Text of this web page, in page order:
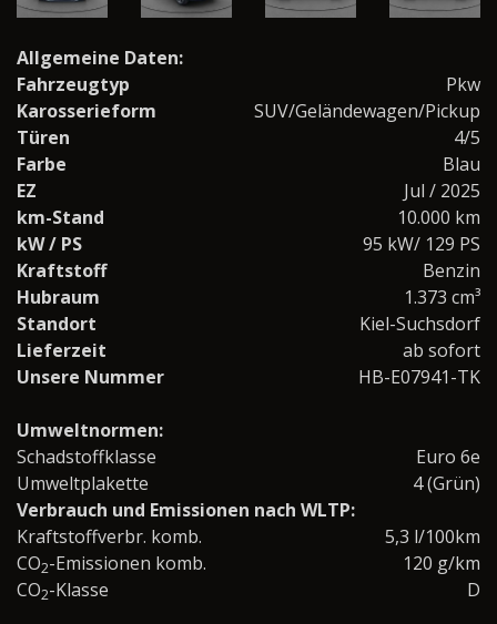
Allgemeine Daten:
Fahrzeugtyp
Pkw
Karosserieform
SUV/Geländewagen/Pickup
Türen
4/5
Farbe
Blau
EZ
Jul / 2025
km-Stand
10.000 km
kW / PS
95 kW/ 129 PS
Kraftstoff
Benzin
Hubraum
1.373 cm³
Standort
Kiel-Suchsdorf
Lieferzeit
ab sofort
Unsere Nummer
HB-E07941-TK
Umweltnormen:
Schadstoffklasse
Euro 6e
Umweltplakette
4 (Grün)
Verbrauch und Emissionen nach WLTP:
Kraftstoffverbr. komb.
5,3 l/100km
CO2-Emissionen komb.
120 g/km
CO2-Klasse D